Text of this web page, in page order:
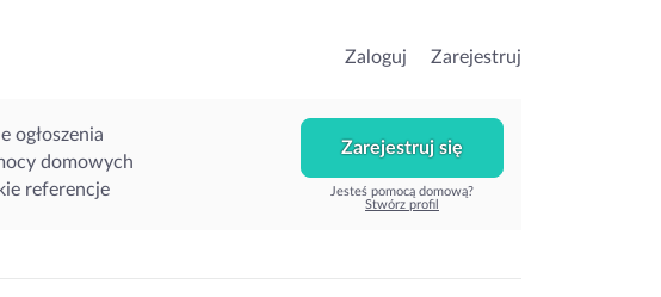
Zaloguj Zarejestruj
ogłoszenia
domowych
referencje
Zarejestruj się
Jesteś pomocą domową?
Stwórz profil